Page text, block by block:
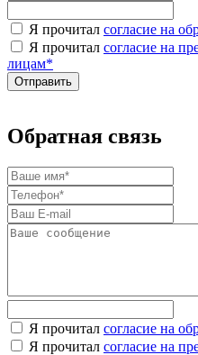
Я прочитал согласие на
Я прочитал согласие на
лицам*
Обратная связь
Я прочитал согласие на
Я прочитал согласие на